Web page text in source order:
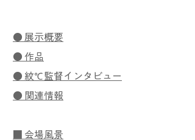
● 展示概要
● 作品
● 紋℃監督インタビュー
● 関連情報
■ 会場風景